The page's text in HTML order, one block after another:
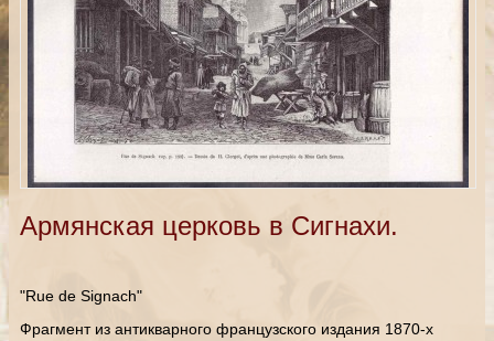
Армянская церковь в Сигнахи.
"Rue de Signach"
Фрагмент из антикварного французского издания 1870-х